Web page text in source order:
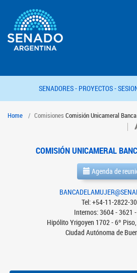
SENADORES - PROYECTOS -
Home Comisiones Comisión Unicameral
COMISIÓN UNICAMERAL
Agenda de
Tel: +54-11-2822-
Internos: 3604 - 3621
Hipólito Yrigoyen 1702 - 6º
Ciudad Autónoma de